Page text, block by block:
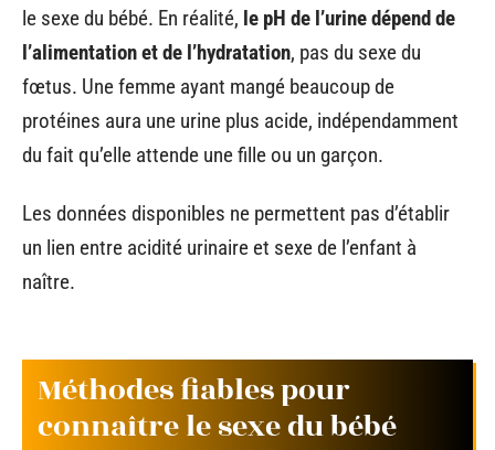
le sexe du bébé. En réalité, le pH de l’urine dépend de
l’alimentation et de l’hydratation, pas du sexe du
fœtus. Une femme ayant mangé beaucoup de
protéines aura une urine plus acide, indépendamment
du fait qu’elle attende une fille ou un garçon.
Les données disponibles ne permettent pas d’établir
un lien entre acidité urinaire et sexe de l’enfant à
naître.
Méthodes fiables pour
connaître le sexe du bébé